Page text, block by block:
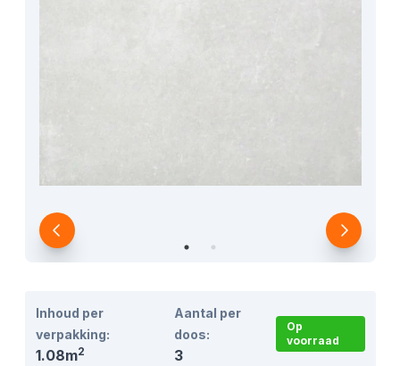
Inhoud per
verpakking:
1.08m2
Aantal per
doos:
3
Op
voorraad